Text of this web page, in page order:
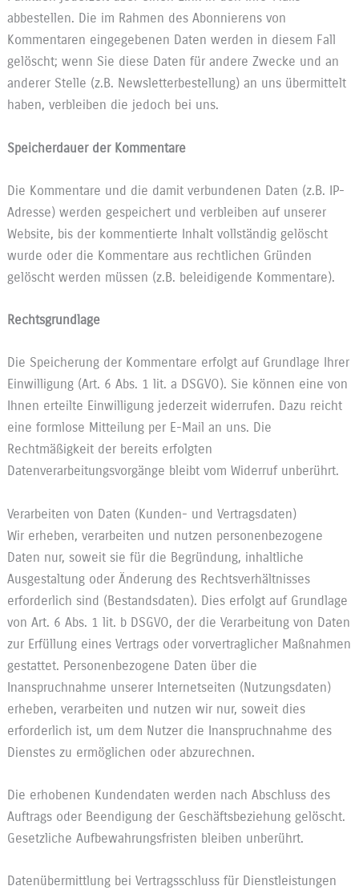
abbestellen. Die im Rahmen des Abonnierens von
Kommentaren eingegebenen Daten werden in diesem Fall
gelöscht; wenn Sie diese Daten für andere Zwecke und an
anderer Stelle (z.B. Newsletterbestellung) an uns übermittelt
haben, verbleiben die jedoch bei uns.
Speicherdauer der Kommentare
Die Kommentare und die damit verbundenen Daten (z.B. IP-
Adresse) werden gespeichert und verbleiben auf unserer
Website, bis der kommentierte Inhalt vollständig gelöscht
wurde oder die Kommentare aus rechtlichen Gründen
gelöscht werden müssen (z.B. beleidigende Kommentare).
Rechtsgrundlage
Die Speicherung der Kommentare erfolgt auf Grundlage Ihrer
Einwilligung (Art. 6 Abs. 1 lit. a DSGVO). Sie können eine von
Ihnen erteilte Einwilligung jederzeit widerrufen. Dazu reicht
eine formlose Mitteilung per E-Mail an uns. Die
Rechtmäßigkeit der bereits erfolgten
Datenverarbeitungsvorgänge bleibt vom Widerruf unberührt.
Verarbeiten von Daten (Kunden- und Vertragsdaten)
Wir erheben, verarbeiten und nutzen personenbezogene
Daten nur, soweit sie für die Begründung, inhaltliche
Ausgestaltung oder Änderung des Rechtsverhältnisses
erforderlich sind (Bestandsdaten). Dies erfolgt auf Grundlage
von Art. 6 Abs. 1 lit. b DSGVO, der die Verarbeitung von Daten
zur Erfüllung eines Vertrags oder vorvertraglicher Maßnahmen
gestattet. Personenbezogene Daten über die
Inanspruchnahme unserer Internetseiten (Nutzungsdaten)
erheben, verarbeiten und nutzen wir nur, soweit dies
erforderlich ist, um dem Nutzer die Inanspruchnahme des
Dienstes zu ermöglichen oder abzurechnen.
Die erhobenen Kundendaten werden nach Abschluss des
Auftrags oder Beendigung der Geschäftsbeziehung gelöscht.
Gesetzliche Aufbewahrungsfristen bleiben unberührt.
Datenübermittlung bei Vertragsschluss für Dienstleistungen